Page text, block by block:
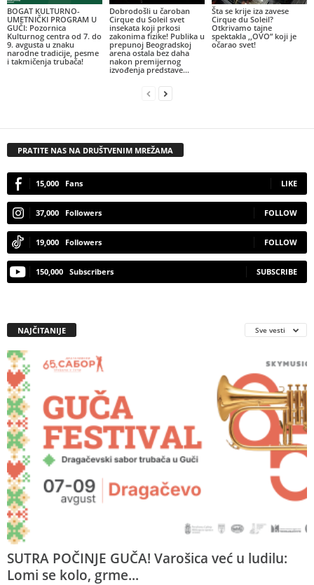
BOGAT KULTURNO-
UMETNIČKI PROGRAM U
GUČI: Pozornica
Kulturnog centra od 7. do
9. avgusta u znaku
narodne tradicije, pesme
i takmičenja trubača!
Dobrodošli u čaroban
Cirque du Soleil svet
insekata koji prkosi
zakonima fizike! Publika u
prepunoj Beogradskoj
arena ostala bez daha
nakon premijernog
izvođenja predstave...
Šta se krije iza zavese
Cirque du Soleil?
Otkrivamo tajne
spektakla ,,OVO” koji je
očarao svet!
PRATITE NAS NA DRUŠTVENIM MREŽAMA
15,000 Fans LIKE
37,000 Followers FOLLOW
19,000 Followers FOLLOW
150,000 Subscribers SUBSCRIBE
NAJČITANIJE Sve vesti
SUTRA POČINJE GUČA! Varošica već u ludilu:
Lomi se kolo, grme...